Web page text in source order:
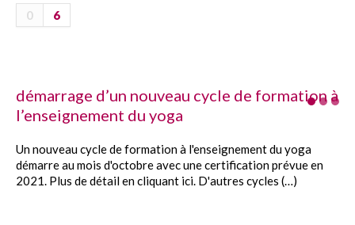
0 6
démarrage d’un nouveau cycle de formation à
l’enseignement du yoga
Un nouveau cycle de formation à l'enseignement du yoga
démarre au mois d'octobre avec une certification prévue en
2021. Plus de détail en cliquant ici. D'autres cycles (…)